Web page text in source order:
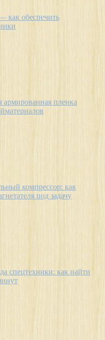
как обеспечить
армированная пленка
компрессор: как
под задачу
спецтехники: как найти